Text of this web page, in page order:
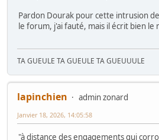
Pardon Dourak pour cette intrusion
le forum, j'ai fauté, mais il écrit bien le
TA GUEULE TA GUEULE TA GUEUUULE
lapinchien
admin zonard
Janvier 18, 2026, 14:05:58
"à distance des engagements qui